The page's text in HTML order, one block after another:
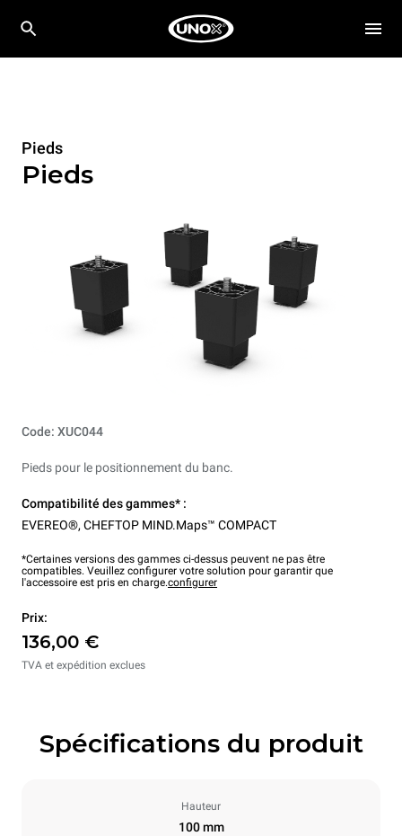
Pieds
Pieds
Code: XUC044
Pieds pour le positionnement du banc.
Compatibilité des gammes* :
EVEREO®, CHEFTOP MIND.Maps™ COMPACT
*Certaines versions des gammes ci-dessus peuvent ne pas être
compatibles. Veuillez configurer votre solution pour garantir que
l'accessoire est pris en charge.configurer
Prix:
136,00 €
TVA et expédition exclues
Spécifications du produit
Hauteur
100 mm